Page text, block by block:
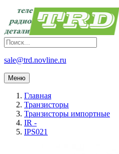
sale@trd.novline.ru
Меню
Главная
Транзисторы
Транзисторы импортные
IR -
IPS021